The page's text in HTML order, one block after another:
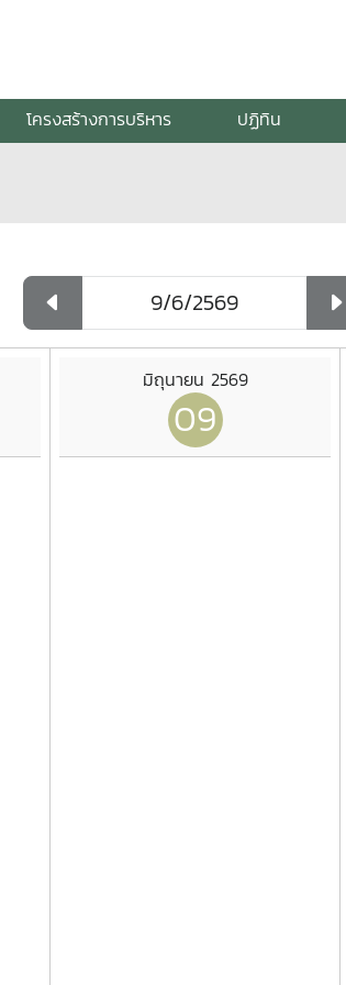
โครงสร้างการบริหาร ปฏิทิน
มิถุนายน 2569
09